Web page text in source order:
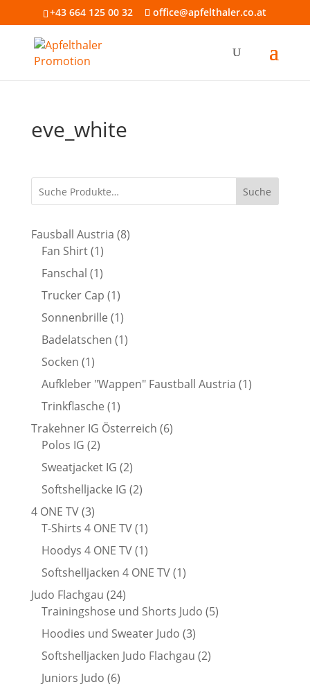
+43 664 125 00 32 office@apfelthaler.co.at
eve_white
Suche
Fausball Austria 88
Fan Shirt 11
Produkt
Fanschal 11
Produkt
Trucker Cap 11
Produkt
Sonnenbrille 11
Produkt
Badelatschen 11
Socken 11
Produkt
Aufkleber "Wappen" Faustball Austria 11
Trinkflasche 11
Produkt
Trakehner IG Österreich 66
Polos IG 22
Produkte
Sweatjacket IG 22
Produkte
Softshelljacke IG 22
4 ONE TV 33
Produkte
T-Shirts 4 ONE TV 11
Produkt
Hoodys 4 ONE TV 11
Produkt
Softshelljacken 4 ONE TV 11
Judo Flachgau 2424
Produkte
Trainingshose und Shorts Judo 55
Hoodies und Sweater Judo 33
Produkte
Softshelljacken Judo Flachgau 22
Juniors Judo 66